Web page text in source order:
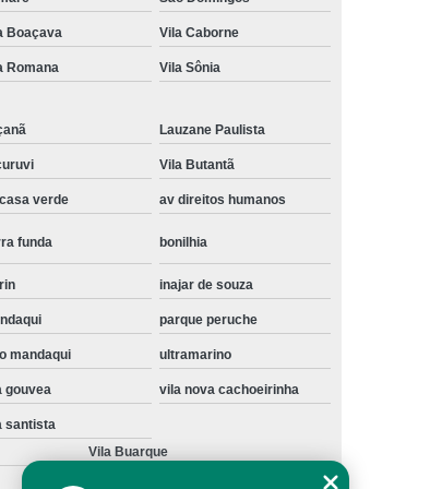
de Maquina de Lavar Samsung
Instalação Maquina de Lavar Roupa
Maquina de Lavar Samsung
de Lavar Roupa Instalação
Instalação de Lava e Seca
de Maquina Lava e Seca
Samsung
Instalação Lava Seca
Maquina Lava e Seca Samsung
Lava e Seca Instalação
Instalação Lava e Seca
Gas
Manutenção de Fogão Cooktop
Manutenção em Fogão
Boaçava Vila Caborne
Romana Vila Sônia
Lauzane Paulista
Vila Butantã
verde av direitos humanos
funda bonilhia
inajar de souza
parque peruche
mandaqui ultramarino
gouvea vila nova cachoeirinha
santista
Vila Buarque